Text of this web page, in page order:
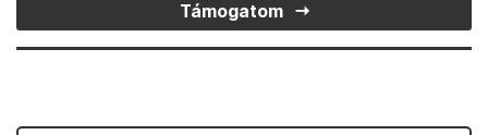
Támogatom